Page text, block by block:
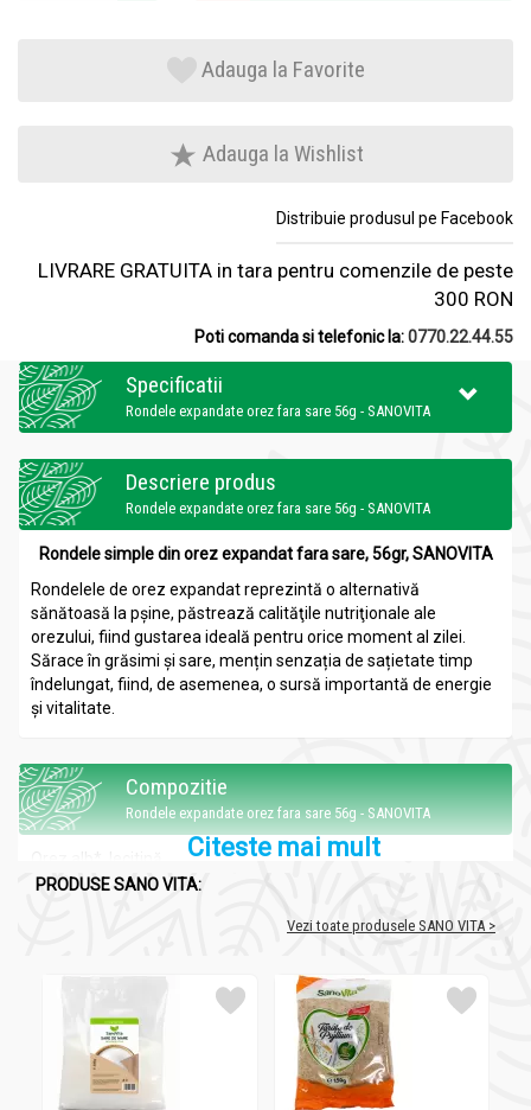
Adauga la Favorite
Adauga la Wishlist
Distribuie produsul pe Facebook
LIVRARE GRATUITA in tara pentru comenzile de peste
300 RON
Poti comanda si telefonic la:0770.22.44.55
Specificatii
Rondele expandate orez fara sare 56g - SANOVITA
Descriere produs
Rondele expandate orez fara sare 56g - SANOVITA
Rondele simple din orez expandat fara sare, 56gr, SANOVITA
Rondelele de orez expandat reprezintă o alternativă
sănătoasă la pșine, păstrează calităţile nutriţionale ale
orezului, fiind gustarea ideală pentru orice moment al zilei.
Sărace în grăsimi și sare, mențin senzația de sațietate timp
îndelungat, fiind, de asemenea, o sursă importantă de energie
și vitalitate.
Compozitie
Rondele expandate orez fara sare 56g - SANOVITA
*Proveniență UE.
Informatii nutritionale
Rondele expandate orez fara sare 56g - SANOVITA
per 100 grame
K
Za
Pro
Citeste mai mult
PRODUSE SANO VITA:
Vezi toate produsele SANO VITA >